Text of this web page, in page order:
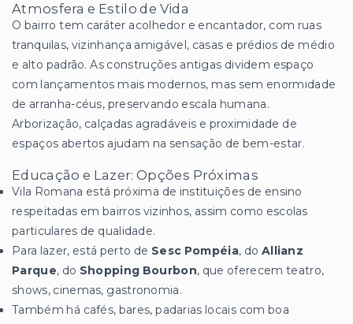
Atmosfera e Estilo de Vida
O bairro tem caráter acolhedor e encantador, com ruas
tranquilas, vizinhança amigável, casas e prédios de médio
e alto padrão. As construções antigas dividem espaço
com lançamentos mais modernos, mas sem enormidade
de arranha-céus, preservando escala humana.
Arborização, calçadas agradáveis e proximidade de
espaços abertos ajudam na sensação de bem-estar.
Educação e Lazer: Opções Próximas
Vila Romana está próxima de instituições de ensino
respeitadas em bairros vizinhos, assim como escolas
particulares de qualidade.
Para lazer, está perto de Sesc Pompéia, do Allianz
Parque, do Shopping Bourbon, que oferecem teatro,
shows, cinemas, gastronomia.
Também há cafés, bares, padarias locais com boa